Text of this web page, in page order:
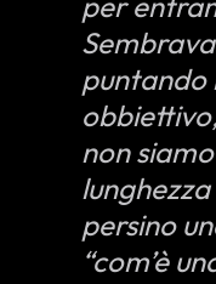
puntando
non
lunghezza
persino
“com’è